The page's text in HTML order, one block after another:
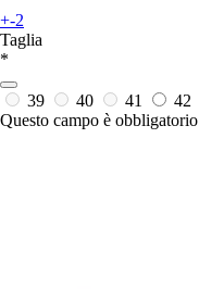
+-2
Taglia
*
39 40 41 42
Questo campo è obbligatorio